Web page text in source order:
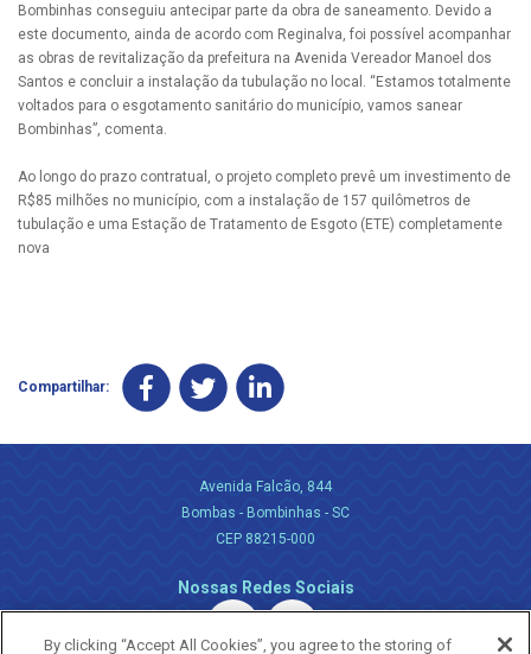
Bombinhas conseguiu antecipar parte da obra de saneamento. Devido a
este documento, ainda de acordo com Reginalva, foi possível acompanhar
as obras de revitalização da prefeitura na Avenida Vereador Manoel dos
Santos e concluir a instalação da tubulação no local. “Estamos totalmente
voltados para o esgotamento sanitário do município, vamos sanear
Bombinhas”, comenta.
Ao longo do prazo contratual, o projeto completo prevê um investimento de
R$85 milhões no município, com a instalação de 157 quilômetros de
tubulação e uma Estação de Tratamento de Esgoto (ETE) completamente
nova
Compartilhar:
Avenida Falcão, 844
Bombas - Bombinhas - SC
CEP 88215-000
Nossas Redes Sociais
By clicking “Accept All Cookies”, you agree to the storing of